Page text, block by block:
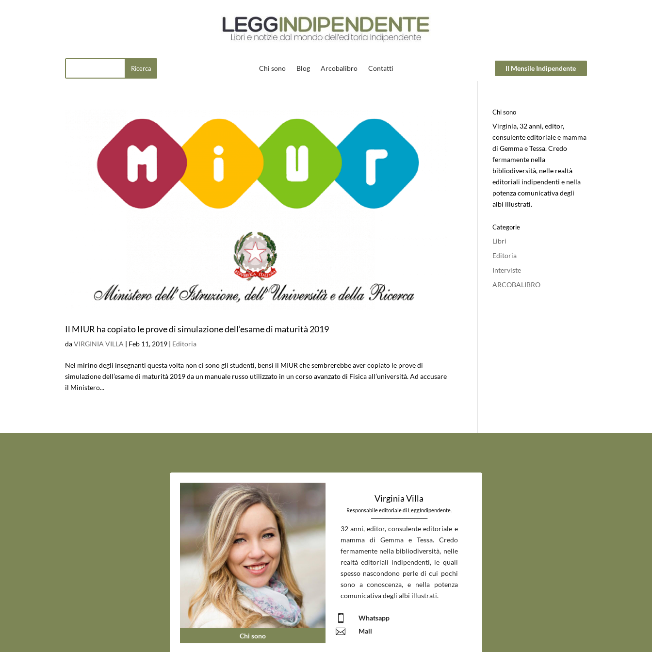
Chi sono Blog Arcobalibro Contatti Il Mensile Indipendente
Il MIUR ha copiato le prove di simulazione dell’esame di maturità 2019
daVIRGINIA VILLA | Feb 11, 2019 | Editoria
Nel mirino degli insegnanti questa volta non ci sono gli studenti, bensì il MIUR che sembrerebbe aver copiato le prove di
simulazione dell’esame di maturità 2019 da un manuale russo utilizzato in un corso avanzato di Fisica all’università. Ad accusare
il Ministero...
Chi sono
Virginia, 32 anni, editor,
consulente editoriale e mamma
di Gemma e Tessa. Credo
fermamente nella
bibliodiversità, nelle realtà
editoriali indipendenti e nella
potenza comunicativa degli
albi illustrati.
Categorie
Libri
Editoria
Interviste
ARCOBALIBRO
Chi sono
Virginia Villa
Responsabile editoriale di LeggIndipendente.
32 anni, editor, consulente editoriale e
mamma di Gemma e Tessa. Credo
fermamente nella bibliodiversità, nelle
realtà editoriali indipendenti, le quali
spesso nascondono perle di cui pochi
sono a conoscenza, e nella potenza
comunicativa degli albi illustrati.
 Whatsapp
 Mail